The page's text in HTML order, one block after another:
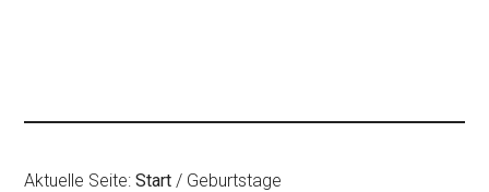
Aktuelle Seite:Start / Geburtstage